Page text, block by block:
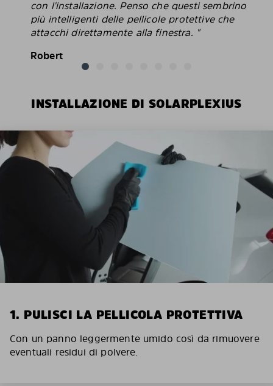
con l'installazione. Penso che questi sembrino
più intelligenti delle pellicole protettive che
attacchi direttamente alla finestra. "
Robert
INSTALLAZIONE DI SOLARPLEXIUS
1. PULISCI LA PELLICOLA PROTETTIVA
Con un panno leggermente umido così da rimuovere
eventuali residui di polvere.